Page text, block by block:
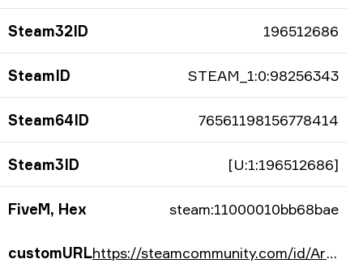
Steam32ID 196512686
SteamID STEAM_1:0:98256343
Steam64ID 76561198156778414
Steam3ID [U:1:196512686]
FiveM, Hex steam:11000010bb68bae
customURL https://steamcommunity.com/id/ArtFr0st21/